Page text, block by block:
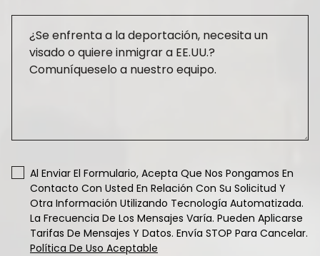
Al Enviar El Formulario, Acepta Que Nos Pongamos En
Contacto Con Usted En Relación Con Su Solicitud Y
Otra Información Utilizando Tecnología Automatizada.
La Frecuencia De Los Mensajes Varía. Pueden Aplicarse
Tarifas De Mensajes Y Datos. Envía STOP Para Cancelar.
Política De Uso Aceptable